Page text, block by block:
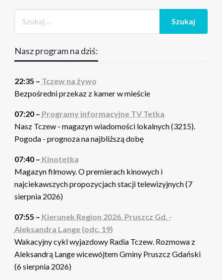
Nasz program na dziś:
22:35 – Tczew na żywo
Bezpośredni przekaz z kamer w mieście
07:20 – Programy informacyjne TV Tetka
Nasz Tczew - magazyn wiadomości lokalnych (3215).
Pogoda - prognoza na najbliższą dobę
07:40 – Kinotetka
Magazyn filmowy. O premierach kinowych i
najciekawszych propozycjach stacji telewizyjnych (7
sierpnia 2026)
07:55 – Kierunek Region 2026. Pruszcz Gd. -
Aleksandra Lange (odc. 19)
Wakacyjny cykl wyjazdowy Radia Tczew. Rozmowa z
Aleksandrą Lange wicewójtem Gminy Pruszcz Gdański
(6 sierpnia 2026)